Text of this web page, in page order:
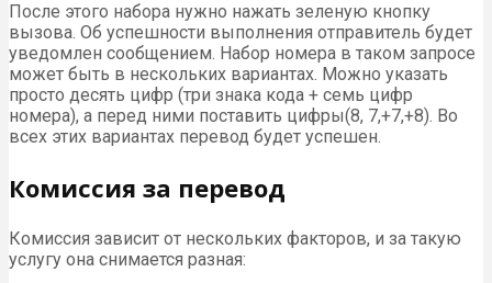
После этого набора нужно нажать зеленую кнопку
вызова. Об успешности выполнения отправитель будет
уведомлен сообщением. Набор номера в таком запросе
может быть в нескольких вариантах. Можно указать
просто десять цифр (три знака кода + семь цифр
номера), а перед ними поставить цифры(8, 7,+7,+8). Во
всех этих вариантах перевод будет успешен.
Комиссия за перевод
Комиссия зависит от нескольких факторов, и за такую
услугу она снимается разная: